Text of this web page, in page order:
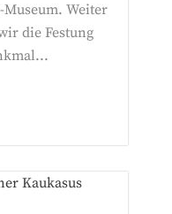
Weiter
die Festung